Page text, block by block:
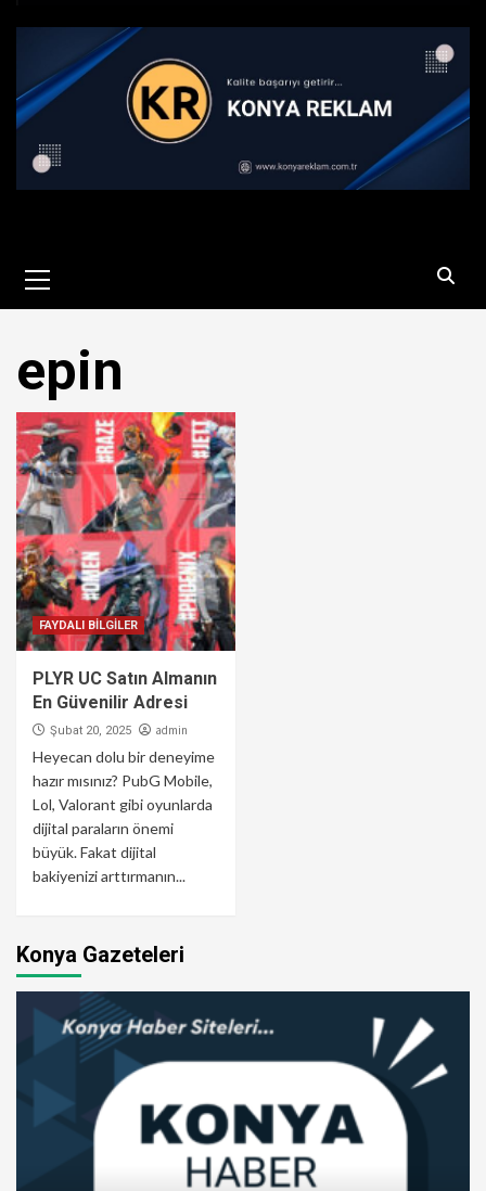
Menu
epin
FAYDALI BİLGİLER
PLYR UC Satın Almanın
En Güvenilir Adresi
Şubat 20, 2025 admin
Heyecan dolu bir deneyime
hazır mısınız? PubG Mobile,
Lol, Valorant gibi oyunlarda
dijital paraların önemi
büyük. Fakat dijital
bakiyenizi arttırmanın...
Konya Gazeteleri